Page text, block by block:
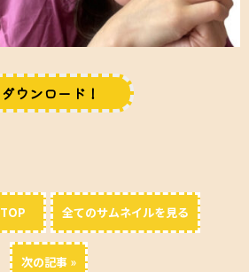
ダウンロード！
TOP 全てのサムネイルを見る
次の記事 »